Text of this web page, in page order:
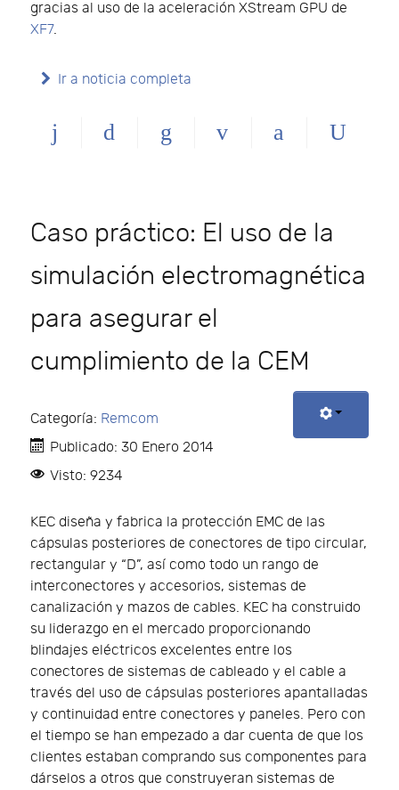
gracias al uso de la aceleración XStream GPU de
XF7.
Ir a noticia completa
Caso práctico: El uso de la
simulación electromagnética
para asegurar el
cumplimiento de la CEM
Categoría: Remcom
Publicado: 30 Enero 2014
Visto: 9234
KEC diseña y fabrica la protección EMC de las
cápsulas posteriores de conectores de tipo circular,
rectangular y “D”, así como todo un rango de
interconectores y accesorios, sistemas de
canalización y mazos de cables. KEC ha construido
su liderazgo en el mercado proporcionando
blindajes eléctricos excelentes entre los
conectores de sistemas de cableado y el cable a
través del uso de cápsulas posteriores apantalladas
y continuidad entre conectores y paneles. Pero con
el tiempo se han empezado a dar cuenta de que los
clientes estaban comprando sus componentes para
dárselos a otros que construyeran sistemas de